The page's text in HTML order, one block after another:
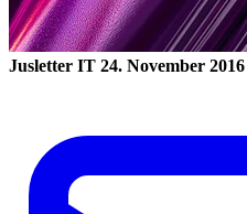
Jusletter IT 24. November 2016